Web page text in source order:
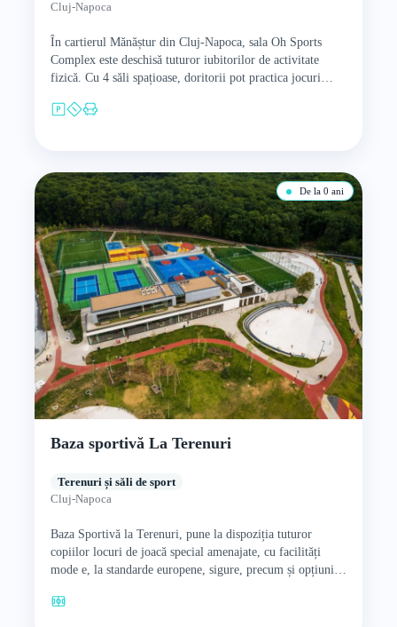
Cluj-Napoca
În cartierul Mănăștur din Cluj-Napoca, sala Oh Sports
Complex este deschisă tuturor iubitorilor de activitate
fizică. Cu 4 săli spațioase, doritorii pot practica jocuri
De la 0 ani
Baza sportivă La Terenuri
Terenuri și săli de sport
Cluj-Napoca
Baza Sportivă la Terenuri, pune la dispoziția tuturor
copiilor locuri de joacă special amenajate, cu facilități
mode e, la standarde europene, sigure, precum și opțiuni